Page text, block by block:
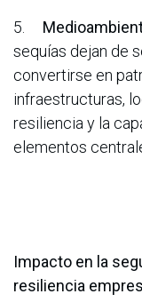
5.
sequías dejan de
convertirse en
infraestructuras,
resiliencia y la
elementos
Impacto en la
resiliencia